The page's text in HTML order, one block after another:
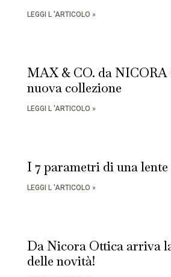
LEGGI L 'ARTICOLO »
MAX & CO. da
nuova collezione
LEGGI L 'ARTICOLO »
I 7 parametri di una
LEGGI L 'ARTICOLO »
Da Nicora Ottica arriva
delle novità!